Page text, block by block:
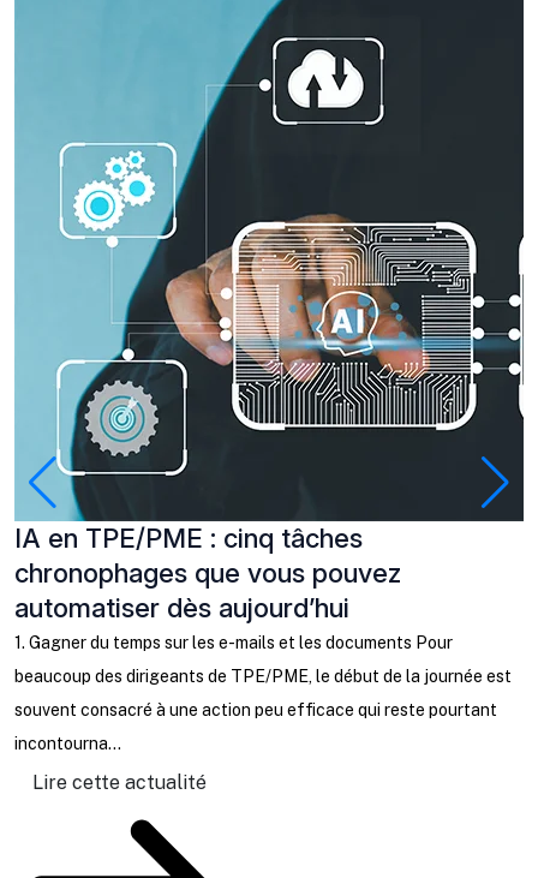
IA en TPE/PME : cinq tâches
chronophages que vous pouvez
automatiser dès aujourd’hui
1. Gagner du temps sur les e-mails et les documents Pour
beaucoup des dirigeants de TPE/PME, le début de la journée est
souvent consacré à une action peu efficace qui reste pourtant
incontourna...
Lire cette actualité